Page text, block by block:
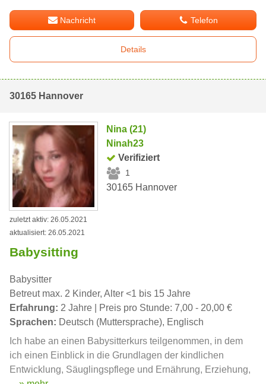
Nachricht Telefon
Details
30165 Hannover
Nina (21)
Ninah23
Verifiziert
1
30165 Hannover
zuletzt aktiv: 26.05.2021
aktualisiert: 26.05.2021
Babysitting
Babysitter
Betreut max. 2 Kinder, Alter <1 bis 15 Jahre
Erfahrung: 2 Jahre | Preis pro Stunde: 7,00 - 20,00 €
Sprachen: Deutsch (Muttersprache), Englisch
Ich habe an einen Babysitterkurs teilgenommen, in dem
ich einen Einblick in die Grundlagen der kindlichen
Entwicklung, Säuglingspflege und Ernährung, Erziehung,